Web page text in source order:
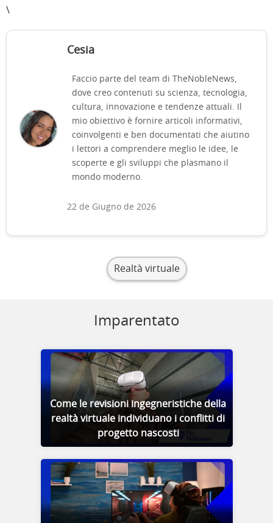
\
Cesia
Faccio parte del team di TheNobleNews,
dove creo contenuti su scienza, tecnologia,
cultura, innovazione e tendenze attuali. Il
mio obiettivo è fornire articoli informativi,
coinvolgenti e ben documentati che aiutino
i lettori a comprendere meglio le idee, le
scoperte e gli sviluppi che plasmano il
mondo moderno.
22 de Giugno de 2026
Realtà virtuale
Imparentato
Come le revisioni ingegneristiche della
realtà virtuale individuano i conflitti di
progetto nascosti